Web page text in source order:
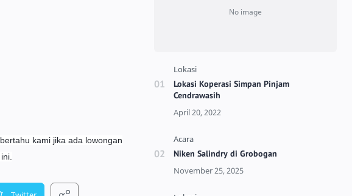
kami jika ada lowongan
Lokasi Koperasi Simpan Pinjam
Cendrawasih
Niken Salindry di Grobogan